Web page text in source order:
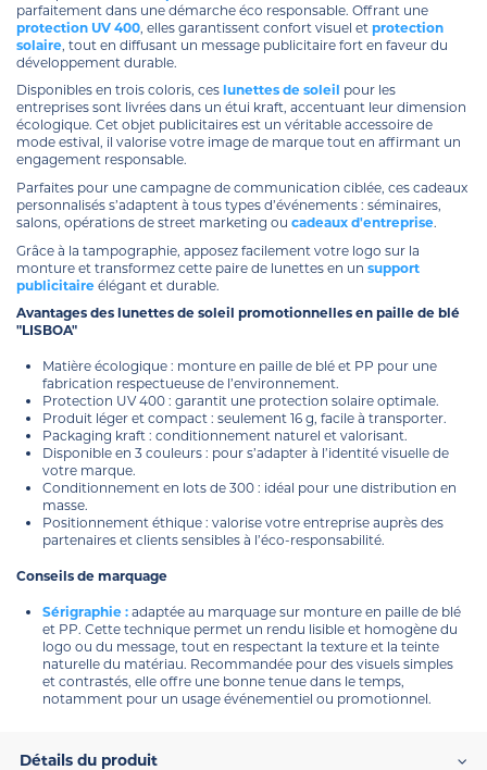
parfaitement dans une démarche éco responsable. Offrant une
protection UV 400, elles garantissent confort visuel et protection
solaire, tout en diffusant un message publicitaire fort en faveur du
développement durable.
Disponibles en trois coloris, ces lunettes de soleil pour les
entreprises sont livrées dans un étui kraft, accentuant leur dimension
écologique. Cet objet publicitaires est un véritable accessoire de
mode estival, il valorise votre image de marque tout en affirmant un
engagement responsable.
Parfaites pour une campagne de communication ciblée, ces cadeaux
personnalisés s’adaptent à tous types d’événements : séminaires,
salons, opérations de street marketing ou cadeaux d'entreprise.
Grâce à la tampographie, apposez facilement votre logo sur la
monture et transformez cette paire de lunettes en un support
publicitaire élégant et durable.
Avantages des lunettes de soleil promotionnelles en paille de blé
"LISBOA"
Matière écologique : monture en paille de blé et PP pour une
fabrication respectueuse de l’environnement.
Protection UV 400 : garantit une protection solaire optimale.
Produit léger et compact : seulement 16 g, facile à transporter.
Packaging kraft : conditionnement naturel et valorisant.
Disponible en 3 couleurs : pour s’adapter à l’identité visuelle de
votre marque.
Conditionnement en lots de 300 : idéal pour une distribution en
masse.
Positionnement éthique : valorise votre entreprise auprès des
partenaires et clients sensibles à l’éco-responsabilité.
Conseils de marquage
Sérigraphie : adaptée au marquage sur monture en paille de blé
et PP. Cette technique permet un rendu lisible et homogène du
logo ou du message, tout en respectant la texture et la teinte
naturelle du matériau. Recommandée pour des visuels simples
et contrastés, elle offre une bonne tenue dans le temps,
notamment pour un usage événementiel ou promotionnel.
Détails du produit